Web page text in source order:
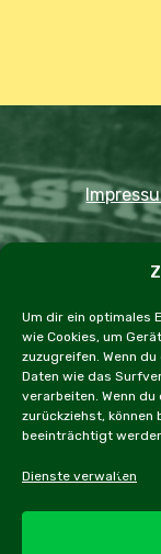
Um dir ein optimales
wie Cookies, um
zuzugreifen. Wenn
Daten wie das
verarbeiten. Wenn
zurückziehst, können
beeinträchtigt
Dienste verwalten
Home
Messen